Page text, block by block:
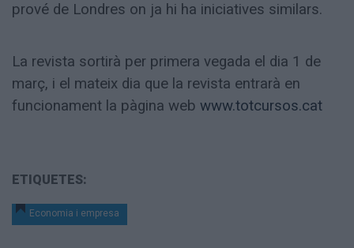
prové de Londres on ja hi ha iniciatives similars.
La revista sortirà per primera vegada el dia 1 de
març, i el mateix dia que la revista entrarà en
funcionament la pàgina web www.totcursos.cat
ETIQUETES:
Economia i empresa